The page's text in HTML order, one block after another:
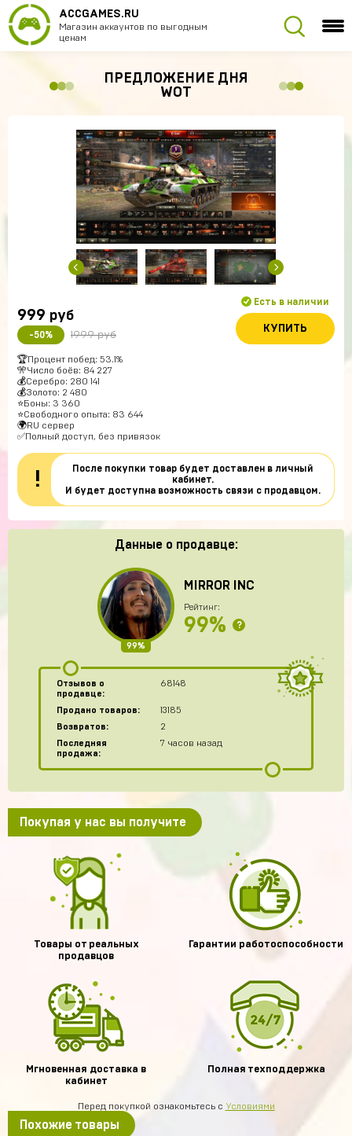
ACCGAMES.RU
Магазин аккаунтов по выгодным
ценам
ПРЕДЛОЖЕНИЕ ДНЯ
WOT
999 руб
-50% 1999 руб
Есть в наличии
КУПИТЬ
🏆Процент побед: 53.1%
🎌Число боёв: 84 227
💰Серебро: 280 141
💰Золото: 2 480
⭐Боны: 3 360
⭐Свободного опыта: 83 644
🌍RU сервер
✅Полный доступ, без привязок
!
После покупки товар будет доставлен в личный
кабинет.
И будет доступна возможность связи с продавцом.
Данные о продавце:
99%
MIRROR INC
Рейтинг:
99% ?
Отзывов о
продавце:
68148
Продано товаров:
13185
Возвратов:
2
Последняя
продажа:
7 часов назад
Покупая у нас вы получите
Товары от реальных
продавцов
Гарантии работоспособности
Мгновенная доставка в
кабинет
Полная техподдержка
Перед покупкой ознакомьтесь с Условиями
Похожие товары